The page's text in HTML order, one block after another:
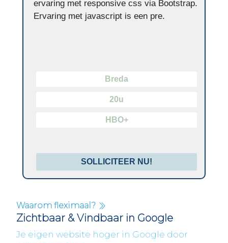
ervaring met responsive css via Bootstrap.
Ervaring met javascript is een pre.
Breda
20u
HBO+
SOLLICITEER NU!
Waarom fleximaal?
Zichtbaar & Vindbaar in Google
Je eigen website hoger in Google door